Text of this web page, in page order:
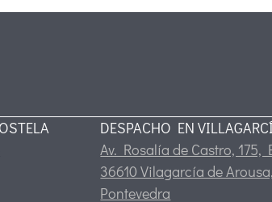
DESPACHO EN
Av. Rosalía de Castro, 175,
36610 Vilagarcía de Arousa,
Pontevedra